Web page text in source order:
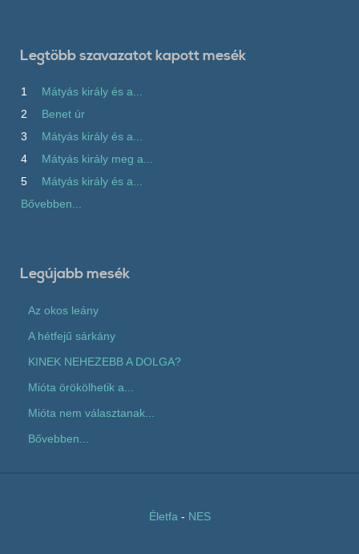
Legtöbb szavazatot kapott mesék
1
Mátyás király és a...
2
Benet úr
3
Mátyás király és a...
4
Mátyás király meg a...
5
Mátyás király és a...
Bővebben...
Legújabb mesék
Az okos leány
A hétfejű sárkány
KINEK NEHEZEBB A DOLGA?
Mióta örökölhetik a...
Mióta nem választanak...
Bővebben...
Életfa - NES